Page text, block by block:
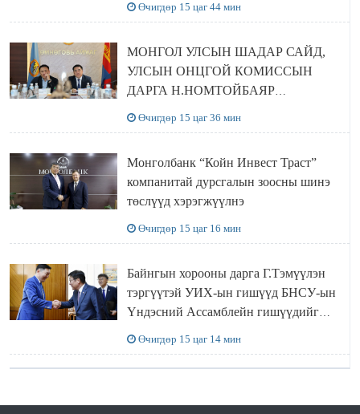
Өчигдөр 15 цаг 44 мин
МОНГОЛ УЛСЫН ШАДАР САЙД,
УЛСЫН ОНЦГОЙ КОМИССЫН
ДАРГА Н.НОМТОЙБАЯР
Өчигдөр 15 цаг 36 мин
Монголбанк “Койн Инвест Траст”
компанитай дурсгалын зоосны шинэ
төслүүд хэрэгжүүлнэ
Өчигдөр 15 цаг 16 мин
Байнгын хорооны дарга Г.Тэмүүлэн
тэргүүтэй УИХ-ын гишүүд БНСУ-ын
Үндэсний Ассамблейн гишүүдийг
Өчигдөр 15 цаг 14 мин